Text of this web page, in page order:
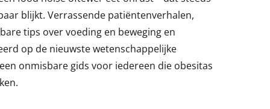
blijkt. Verrassende patiëntenverhalen,
tips over voeding en beweging en
op de nieuwste wetenschappelijke
onmisbare gids voor iedereen die obesitas